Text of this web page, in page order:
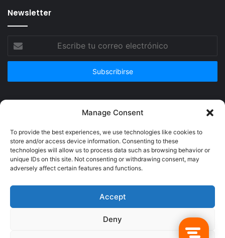
Manage Consent
To provide the best experiences, we use technologies like cookies to
store and/or access device information. Consenting to these
technologies will allow us to process data such as browsing behavior or
unique IDs on this site. Not consenting or withdrawing consent, may
adversely affect certain features and functions.
Accept
Deny
Newsletter
correo
© Copyright 2026, Todos los derechos reservados @Crucerum |